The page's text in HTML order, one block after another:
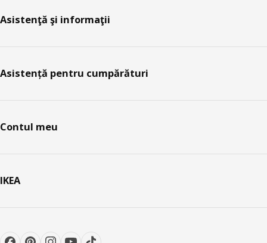
Asistenţă şi informaţii
Asistență pentru cumpărături
Contul meu
IKEA